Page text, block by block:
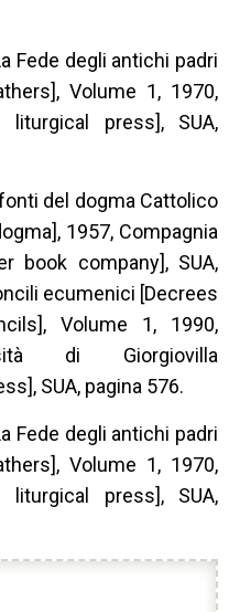
Fede degli antichi padri
Volume 1, 1970,
liturgical press], SUA,
del dogma Cattolico
1957, Compagnia
book company], SUA,
ecumenici [Decrees
Volume 1, 1990,
di Giorgiovilla
SUA, pagina 576.
Fede degli antichi padri
Volume 1, 1970,
liturgical press], SUA,